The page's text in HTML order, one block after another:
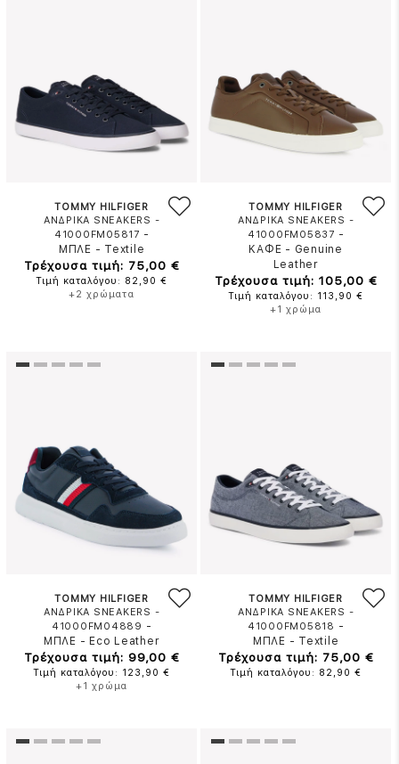
TOMMY HILFIGER
ΑΝΔΡΙΚΑ SNEAKERS -
41000FM05817 -
ΜΠΛΕ - Textile
Τρέχουσα τιμή: 75,00 €
Τιμή καταλόγου: 82,90 €
+2 χρώματα
TOMMY HILFIGER
ΑΝΔΡΙΚΑ SNEAKERS -
41000FM05837 -
ΚΑΦΕ - Genuine
Leather
Τρέχουσα τιμή: 105,00 €
Τιμή καταλόγου: 113,90 €
+1 χρώμα
TOMMY HILFIGER
ΑΝΔΡΙΚΑ SNEAKERS -
41000FM04889 -
ΜΠΛΕ -Eco Leather
Τρέχουσα τιμή: 99,00 €
Τιμή καταλόγου: 123,90 €
+1 χρώμα
TOMMY HILFIGER
ΑΝΔΡΙΚΑ SNEAKERS -
41000FM05818 -
ΜΠΛΕ - Textile
Τρέχουσα τιμή: 75,00 €
Τιμή καταλόγου: 82,90 €